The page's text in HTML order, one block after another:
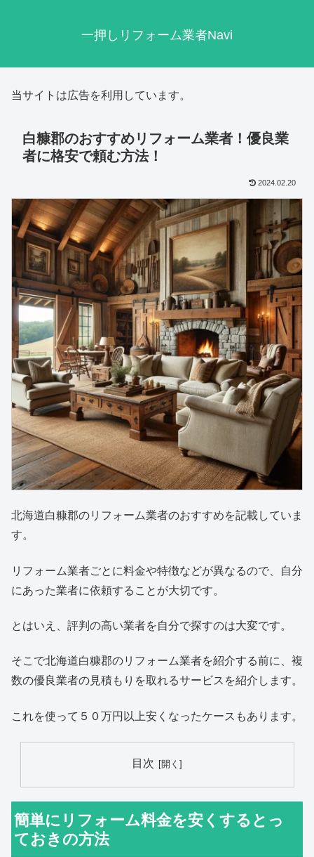
一押しリフォーム業者Navi
当サイトは広告を利用しています。
白糠郡のおすすめリフォーム業者！優良業
者に格安で頼む方法！
2024.02.20
北海道白糠郡のリフォーム業者のおすすめを記載していま
す。
リフォーム業者ごとに料金や特徴などが異なるので、自分
にあった業者に依頼することが大切です。
とはいえ、評判の高い業者を自分で探すのは大変です。
そこで北海道白糠郡のリフォーム業者を紹介する前に、複
数の優良業者の見積もりを取れるサービスを紹介します。
これを使って５０万円以上安くなったケースもあります。
目次
簡単にリフォーム料金を安くするとっ
ておきの方法